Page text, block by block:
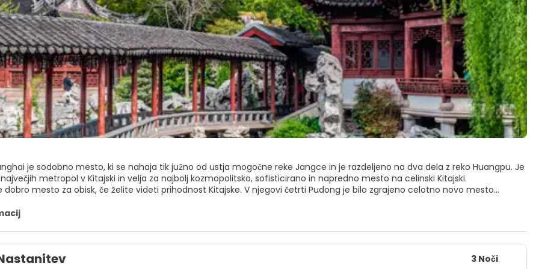
je sodobno mesto, ki se nahaja tik južno od ustja mogočne reke Jangce in je razdeljeno na dva dela z reko Huangpu. Je
metropol v Kitajski in velja za najbolj kozmopolitsko, sofisticirano in napredno mesto na celinski Kitajski.
dobro mesto za obisk, če želite videti prihodnost Kitajske. V njegovi četrti Pudong je bilo zgrajeno celotno novo mesto
v Šanghaju, tretjo največjo stavbo v Aziji in na svetu. Na zahodni strani reke Jangce je območje Puxi, starejši centralni
vrt Yuyuan, most Jiu Qu, paviljon Huxin in Tempelj.
kitajsko kozmopolitsko središče financ in kulture. Shanghai ima poseben orientalski čar in svež zahodni slog, ki privlači vse. Je
točka za raziskovanje bolj ruralnih in klasičnih znamenitosti bližnjih provinc Jiangsu in Zhejiang.
3 Noči